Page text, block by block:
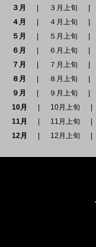
３月
３月上旬
４月
４月上旬
５月
５月上旬
６月
６月上旬
７月
７月上旬
８月
８月上旬
９月
９月上旬
10月
10月上旬
11月
11月上旬
12月
12月上旬